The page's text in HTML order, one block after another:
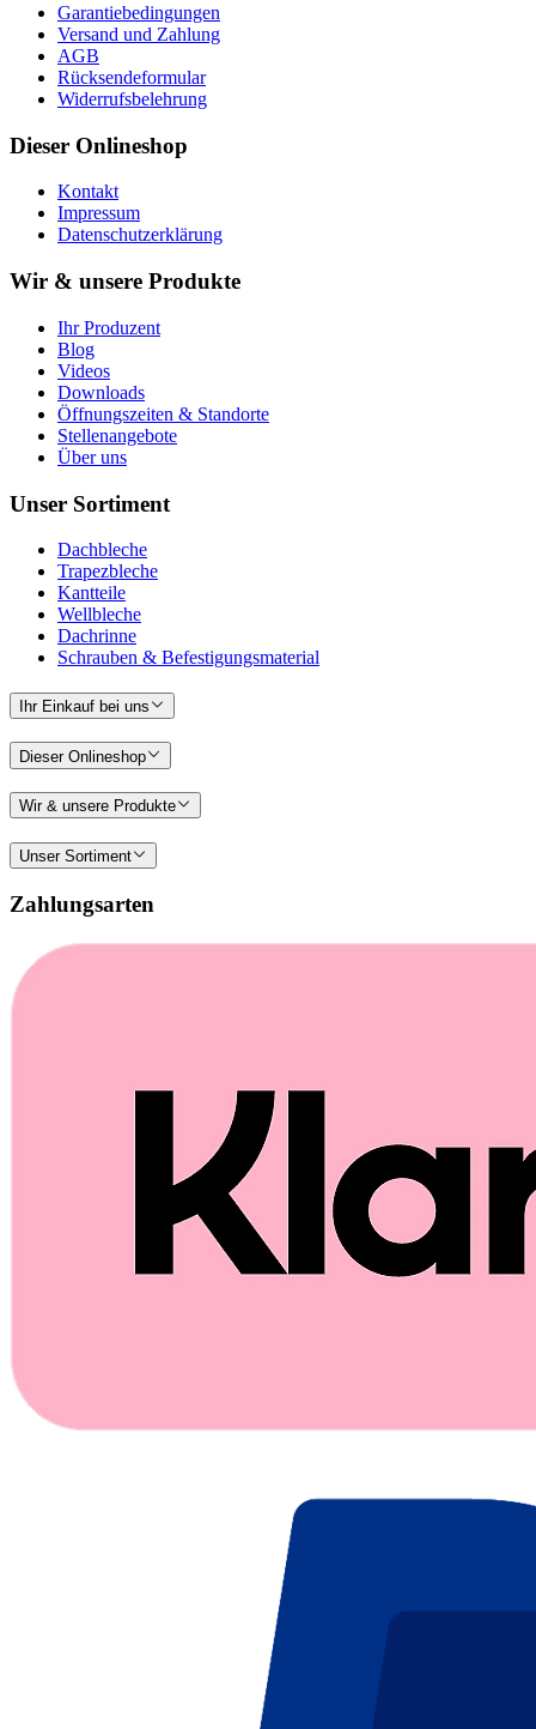
Garantiebedingungen
Versand und Zahlung
AGB
Rücksendeformular
Widerrufsbelehrung
Dieser Onlineshop
Kontakt
Impressum
Datenschutzerklärung
Wir & unsere Produkte
Ihr Produzent
Blog
Videos
Downloads
Öffnungszeiten & Standorte
Stellenangebote
Über uns
Unser Sortiment
Dachbleche
Trapezbleche
Kantteile
Wellbleche
Dachrinne
Schrauben & Befestigungsmaterial
Ihr Einkauf bei uns
Dieser Onlineshop
Wir & unsere Produkte
Unser Sortiment
Zahlungsarten